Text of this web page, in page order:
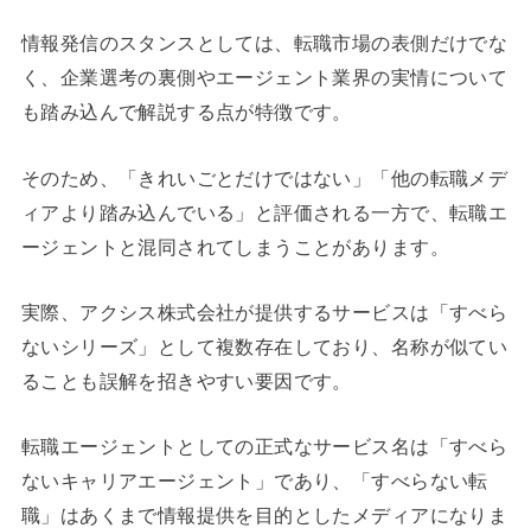
情報発信のスタンスとしては、転職市場の表側だけでな
く、企業選考の裏側やエージェント業界の実情について
も踏み込んで解説する点が特徴です。
そのため、「きれいごとだけではない」「他の転職メデ
ィアより踏み込んでいる」と評価される一方で、転職エ
ージェントと混同されてしまうことがあります。
実際、アクシス株式会社が提供するサービスは「すべら
ないシリーズ」として複数存在しており、名称が似てい
ることも誤解を招きやすい要因です。
転職エージェントとしての正式なサービス名は「すべら
ないキャリアエージェント」であり、「すべらない転
職」はあくまで情報提供を目的としたメディアになりま